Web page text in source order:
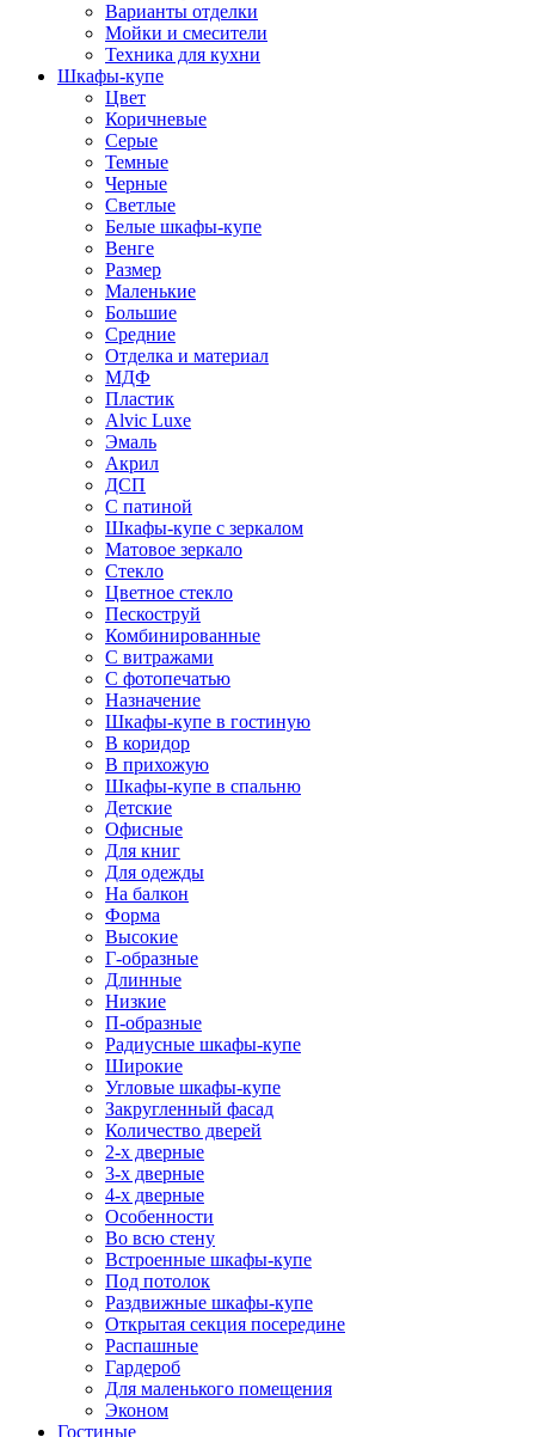
Варианты отделки
Мойки и смесители
Техника для кухни
Шкафы-купе
Цвет
Коричневые
Серые
Темные
Черные
Светлые
Белые шкафы-купе
Венге
Размер
Маленькие
Большие
Средние
Отделка и материал
МДФ
Пластик
Alvic Luxe
Эмаль
Акрил
ДСП
С патиной
Шкафы-купе с зеркалом
Матовое зеркало
Стекло
Цветное стекло
Пескоструй
Комбинированные
С витражами
С фотопечатью
Назначение
Шкафы-купе в гостиную
В коридор
В прихожую
Шкафы-купе в спальню
Детские
Офисные
Для книг
Для одежды
На балкон
Форма
Высокие
Г-образные
Длинные
Низкие
П-образные
Радиусные шкафы-купе
Широкие
Угловые шкафы-купе
Закругленный фасад
Количество дверей
2-х дверные
3-х дверные
4-х дверные
Особенности
Во всю стену
Встроенные шкафы-купе
Под потолок
Раздвижные шкафы-купе
Открытая секция посередине
Распашные
Гардероб
Для маленького помещения
Эконом
Гостиные